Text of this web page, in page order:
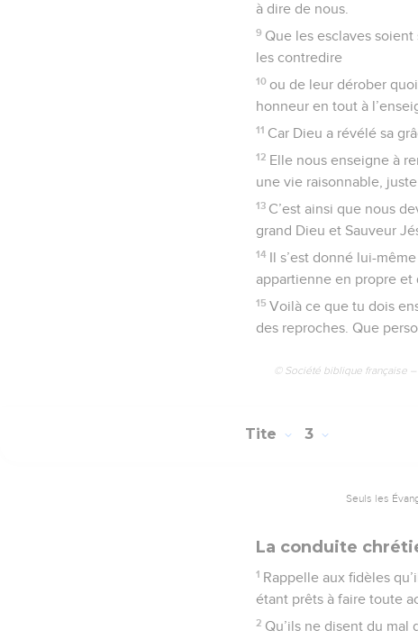
à dire de nous.
9 Que les esclaves
les contredire
10 ou de leur dérober
honneur en tout à
11 Car Dieu a révélé sa
12 Elle nous enseigne à
une vie raisonnable,
13 C’est ainsi que nous
grand Dieu et Sauveur
14 Il s’est donné lui-
appartienne en propre et
15 Voilà ce que tu dois
des reproches. Que
© Société biblique française
Tite 3
Seuls les
La conduite
1 Rappelle aux fidèles
étant prêts à faire toute
2 Qu’ils ne disent du mal